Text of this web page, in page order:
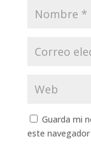
Guarda mi
este